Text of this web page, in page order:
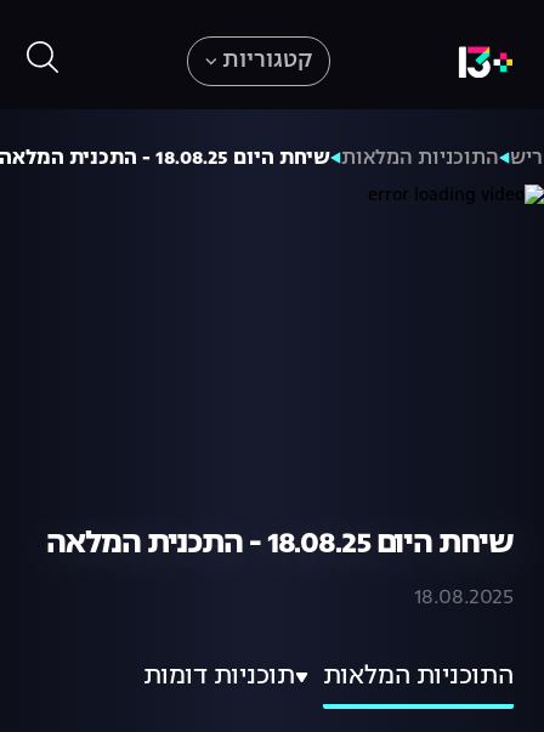
קטגוריות
התוכניות המלאות שיחת היום 18.08.25 - התכנית המלאה
שיחת היום 18.08.25 - התכנית המלאה
18.08.2025
התוכניות המלאות תוכניות דומות